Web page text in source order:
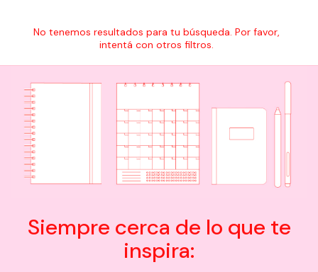
No tenemos resultados para tu búsqueda. Por favor,
intentá con otros filtros.
Siempre cerca de lo que te
inspira: